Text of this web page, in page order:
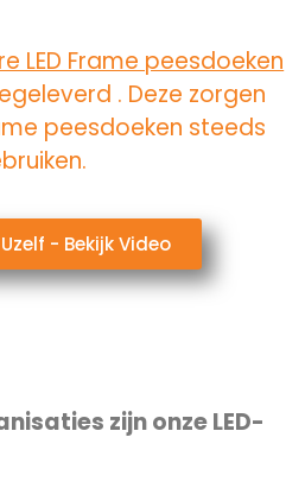
LED Frame peesdoeken
. Deze zorgen
peesdoeken steeds
- Bekijk Video
zijn onze LED-